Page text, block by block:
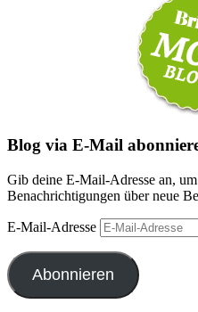
Blog via E-Mail
Gib deine E-Mail-Adresse an,
Benachrichtigungen über neue
E-Mail-Adresse
Abonnieren